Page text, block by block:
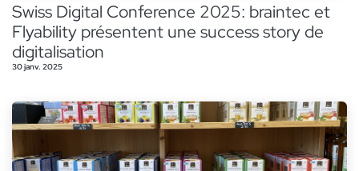
Swiss Digital Conference 2025: braintec et
Flyability présentent une success story de
digitalisation
30 janv. 2025